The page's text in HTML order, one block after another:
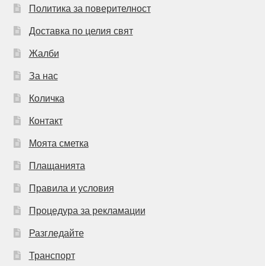
Политика за поверителност
Доставка по целия свят
Жалби
За нас
Количка
Контакт
Моята сметка
Плащанията
Правила и условия
Процедура за рекламации
Разгледайте
Транспорт